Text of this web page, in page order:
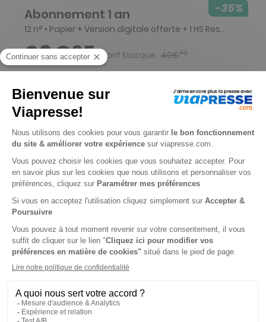
-35%
Abonnement 1 an
12 n° • Papier + Version digitale offerte + 1 HS Respiration
26€35 Tarif Kiosque : 40€70
Renouvellement à date d’anniversaire
-29%
Abonnement 1 an
12 n° • Papier + Version digitale offerte + 2 HS Style
49€30 Tarif Kiosque :69€90
Tarif France métropolitaine
Abonnement 2 ans
24 n° • Papier + Version digitale offerte
45€05 Tarif Kiosque :
Tarif France métropolitaine
Renouvellement à date d’anniversaire